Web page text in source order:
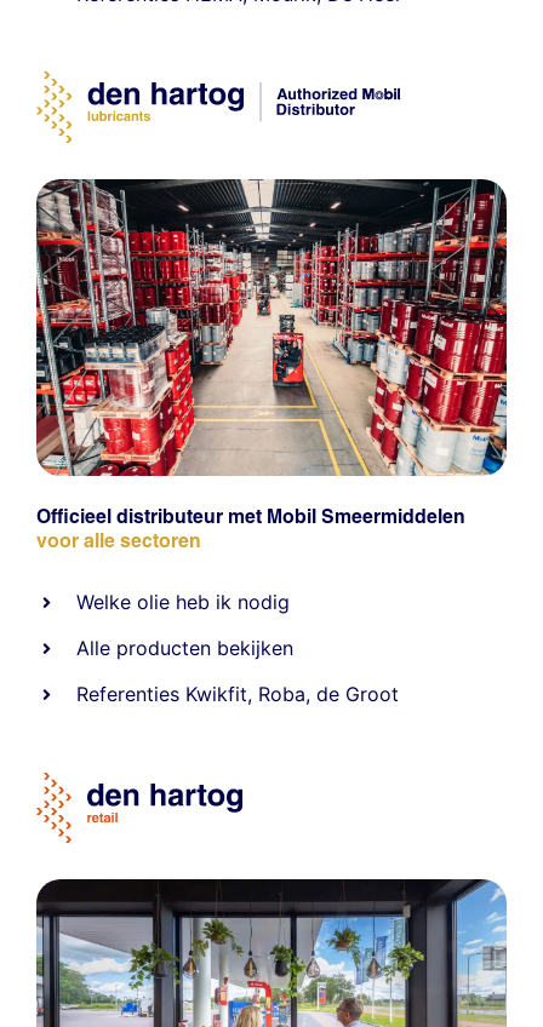
Officieel distributeur met Mobil Smeermiddelen
voor alle sectoren
Welke olie heb ik nodig
Alle producten bekijken
Referenties Kwikfit, Roba,de Groot